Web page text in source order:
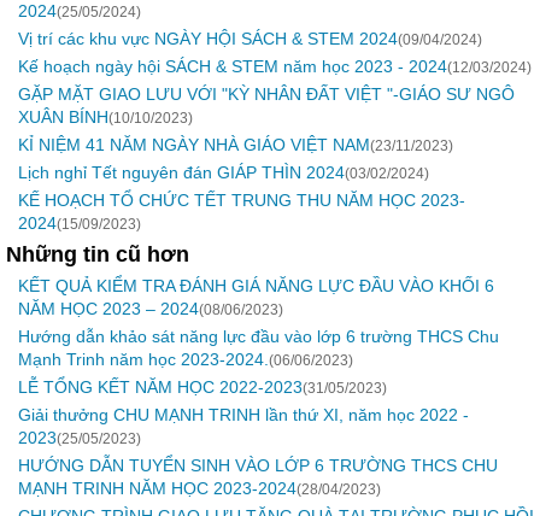
2024(25/05/2024)
Vị trí các khu vực NGÀY HỘI SÁCH & STEM 2024(09/04/2024)
Kế hoạch ngày hội SÁCH & STEM năm học 2023 - 2024(12/03/2024)
GẶP MẶT GIAO LƯU VỚI "KỲ NHÂN ĐẤT VIỆT "-GIÁO SƯ NGÔ
XUÂN BÍNH(10/10/2023)
KỈ NIỆM 41 NĂM NGÀY NHÀ GIÁO VIỆT NAM(23/11/2023)
Lịch nghỉ Tết nguyên đán GIÁP THÌN 2024(03/02/2024)
KẾ HOẠCH TỔ CHỨC TẾT TRUNG THU NĂM HỌC 2023-
2024(15/09/2023)
Những tin cũ hơn
KẾT QUẢ KIỂM TRA ĐÁNH GIÁ NĂNG LỰC ĐẦU VÀO KHỐI 6
NĂM HỌC 2023 – 2024(08/06/2023)
Hướng dẫn khảo sát năng lực đầu vào lớp 6 trường THCS Chu
Mạnh Trinh năm học 2023-2024. (06/06/2023)
LỄ TỔNG KẾT NĂM HỌC 2022-2023(31/05/2023)
Giải thưởng CHU MẠNH TRINH lần thứ XI, năm học 2022 -
2023(25/05/2023)
HƯỚNG DẪN TUYỂN SINH VÀO LỚP 6 TRƯỜNG THCS CHU
MẠNH TRINH NĂM HỌC 2023-2024(28/04/2023)